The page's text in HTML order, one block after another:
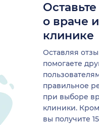
о враче
клинике
Оставляя
помогаете
правильное
при выборе
клиники.
вы получите